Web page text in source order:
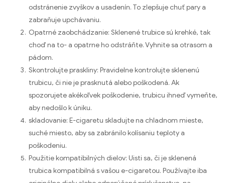
odstránenie zvyškov a usadenín. To zlepšuje chuť pary a
zabraňuje upchávaniu.
Opatrné zaobchádzanie: Sklenené trubice sú krehké, tak
choď na to- a opatrne ho odstráňte. Vyhnite sa otrasom a
pádom.
Skontrolujte praskliny: Pravidelne kontrolujte sklenenú
trubicu, či nie je prasknutá alebo poškodená. Ak
spozorujete akékoľvek poškodenie, trubicu ihneď vymeňte,
aby nedošlo k úniku.
skladovanie: E-cigaretu skladujte na chladnom mieste,
suché miesto, aby sa zabránilo kolísaniu teploty a
poškodeniu.
Použitie kompatibilných dielov: Uisti sa, či je sklenená
trubica kompatibilná s vašou e-cigaretou. Používajte iba